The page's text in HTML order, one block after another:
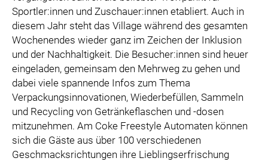
Sportler:innen und Zuschauer:innen etabliert. Auch in
diesem Jahr steht das Village während des gesamten
Wochenendes wieder ganz im Zeichen der Inklusion
und der Nachhaltigkeit. Die Besucher:innen sind heuer
eingeladen, gemeinsam den Mehrweg zu gehen und
dabei viele spannende Infos zum Thema
Verpackungsinnovationen, Wiederbefüllen, Sammeln
und Recycling von Getränkeflaschen und -dosen
mitzunehmen. Am Coke Freestyle Automaten können
sich die Gäste aus über 100 verschiedenen
Geschmacksrichtungen ihre Lieblingserfrischung